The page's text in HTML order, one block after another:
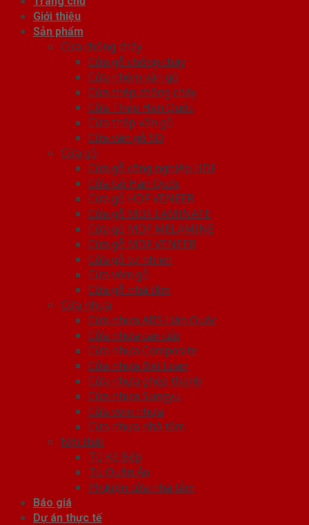
Giới thiệu
Sản phẩm
Cửa chống cháy
Cửa gỗ chống cháy
Cửa nhôm vân gỗ
Cửa thép chống cháy
Cửa Thép Hàn Quốc
Cửa thép vân gỗ
Cửa vân gỗ 5D
Cửa gỗ
Cửa gỗ công nghiệp HDF
Cửa Gỗ Hàn Quốc
Cửa gỗ HDF VENEER
Cửa gỗ MDF LAMINATE
Cửa gỗ MDF MELAMINE
Cửa gỗ MDF VENEER
Cửa gỗ tự nhiên
Cửa vòm gỗ
Cửa gỗ nhà tắm
Cửa nhựa
Cửa nhựa ABS Hàn Quốc
Cửa nhựa cao cấp
Cửa nhựa Composite
Cửa nhựa Đài Loan
Cửa nhựa ghép thanh
Cửa nhựa Sungyu
Cửa vòm nhựa
Cửa nhựa nhà tắm
Nội thất
Tủ Kệ Bếp
Tủ Quần Áo
Phụ kiện cửa nhà tắm
Báo giá
Dự án thực tế